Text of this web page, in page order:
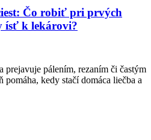
Čo robiť pri prvých
ísť k lekárovi?
prejavuje pálením, rezaním či častým
pomáha, kedy stačí domáca liečba a